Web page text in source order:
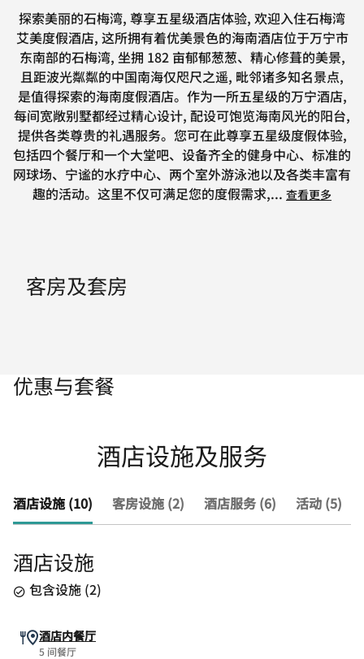
探索美丽的石梅湾, 尊享五星级酒店体验, 欢迎入住石梅湾
艾美度假酒店, 这所拥有着优美景色的海南酒店位于万宁市
东南部的石梅湾, 坐拥 182 亩郁郁葱葱、精心修葺的美景,
且距波光粼粼的中国南海仅咫尺之遥, 毗邻诸多知名景点,
是值得探索的海南度假酒店。作为一所五星级的万宁酒店,
每间宽敞别墅都经过精心设计, 配设可饱览海南风光的阳台,
提供各类尊贵的礼遇服务。您可在此尊享五星级度假体验,
包括四个餐厅和一个大堂吧、设备齐全的健身中心、标准的
网球场、宁谧的水疗中心、两个室外游泳池以及各类丰富有
趣的活动。这里不仅可满足您的度假需求,... 查看更多
客房及套房
优惠与套餐
酒店设施及服务
酒店设施 (10) 客房设施 (2) 酒店服务 (6) 活动 (5)
酒店设施
包含设施 (2)
酒店内餐厅
5 间餐厅